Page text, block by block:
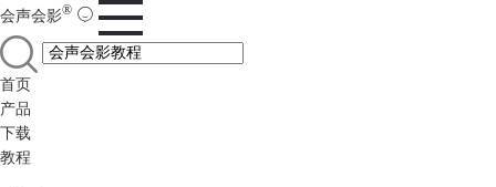
会声会影®
首页
产品
下载
教程